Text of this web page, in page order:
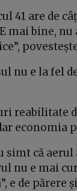
41 are de
mai bine,
nu e la fel
reabilitate
economia
că aerul
nu e mai
e de